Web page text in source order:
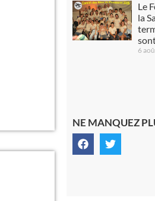
Le
la
6
NE MANQUEZ